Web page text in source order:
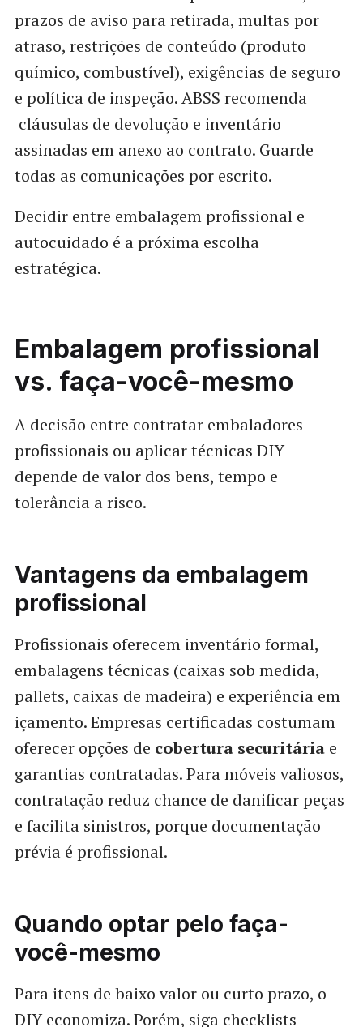
prazos de aviso para retirada, multas por
atraso, restrições de conteúdo (produto
químico, combustível), exigências de seguro
e política de inspeção. ABSS recomenda
cláusulas de devolução e inventário
assinadas em anexo ao contrato. Guarde
todas as comunicações por escrito.
Decidir entre embalagem profissional e
autocuidado é a próxima escolha
estratégica.
Embalagem profissional
vs. faça-você-mesmo
A decisão entre contratar embaladores
profissionais ou aplicar técnicas DIY
depende de valor dos bens, tempo e
tolerância a risco.
Vantagens da embalagem
profissional
Profissionais oferecem inventário formal,
embalagens técnicas (caixas sob medida,
pallets, caixas de madeira) e experiência em
içamento. Empresas certificadas costumam
oferecer opções de cobertura securitáriae
garantias contratadas. Para móveis valiosos,
contratação reduz chance de danificar peças
e facilita sinistros, porque documentação
prévia é profissional.
Quando optar pelo faça-
você-mesmo
Para itens de baixo valor ou curto prazo, o
DIY economiza. Porém, siga checklists